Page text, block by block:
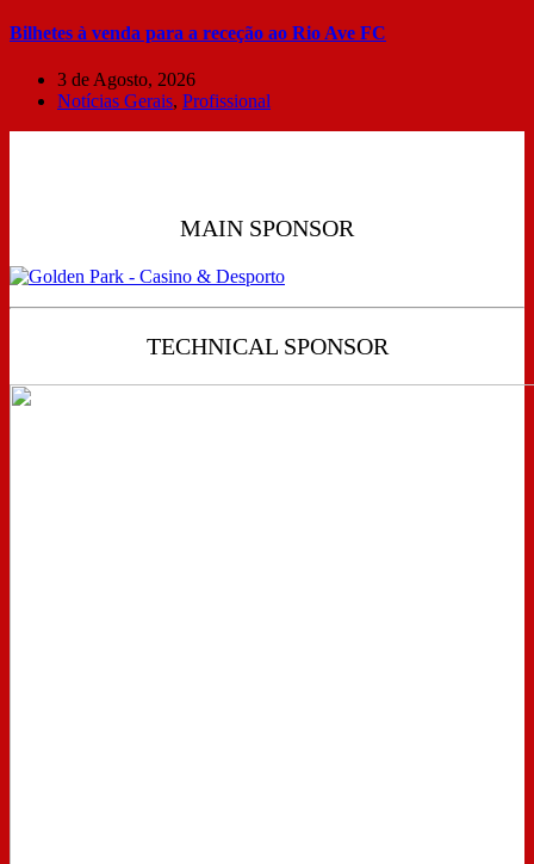
Bilhetes à venda para a receção ao Rio Ave FC
3 de Agosto, 2026
Notícias Gerais, Profissional
MAIN SPONSOR
TECHNICAL SPONSOR